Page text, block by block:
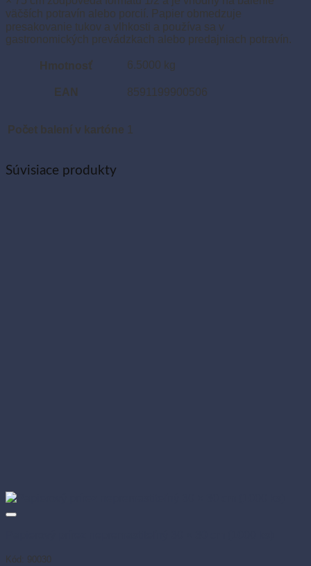
väčších potravín alebo porcií. Papier obmedzuje
presakovanie tukov a vlhkosti a používa sa v
gastronomických prevádzkach alebo predajniach potravín.
Hmotnosť 6.5000 kg
EAN 8591199900506
Počet balení v kartóne 1
Súvisiace produkty
Kód: 90030